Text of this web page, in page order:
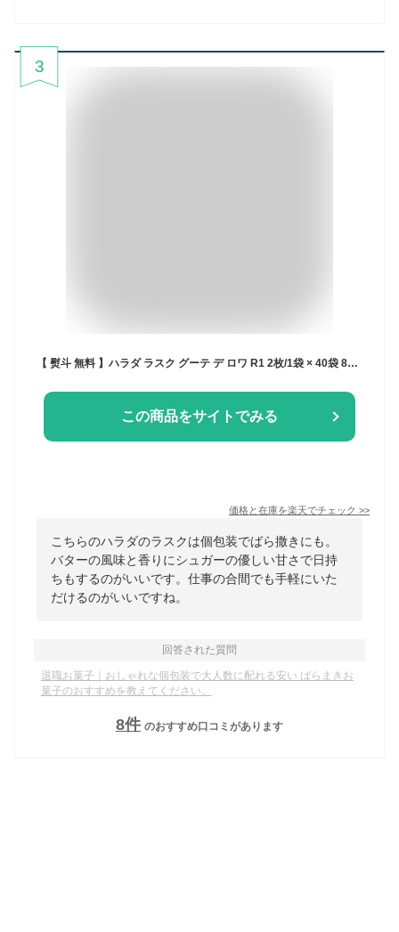
3
この商品をサイトでみる
価格と在庫を楽天でチェック >>
こちらのハラダのラスクは個包装でばら撒きにも。
バターの風味と香りにシュガーの優しい甘さで日持
ちもするのがいいです。仕事の合間でも手軽にいた
だけるのがいいですね。
回答された質問
退職お菓子｜おしゃれな個包装で大人数に配れる安い ばらまきお
菓子のおすすめを教えてください。
8件 のおすすめ口コミがあります